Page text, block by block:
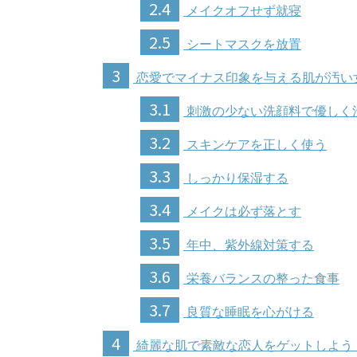
2.4 メイクオフせず就寝
2.5 シートマスクを放置
3 恋愛でマイナス印象を与える肌が汚
3.1 刺激の少ない洗顔料で優しく
3.2 スキンケアを正しく使う
3.3 しっかり保湿する
3.4 メイクは必ず落とす
3.5 年中、紫外線対策する
3.6 栄養バランスの整った食事
3.7 良質な睡眠を心がける
4 綺麗な肌で素敵な恋人をゲットしよう